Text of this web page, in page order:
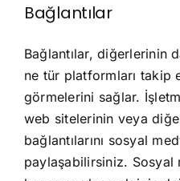
Bağlantılar
Bağlantılar, diğerlerinin
ne tür platformları takip
görmelerini sağlar.
web sitelerinin veya
bağlantılarını sosyal
paylaşabilirsiniz. Sosyal